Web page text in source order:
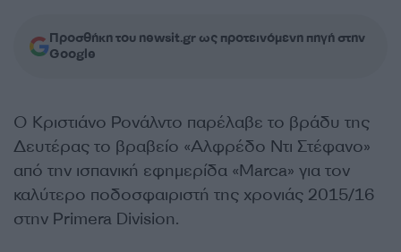
Προσθήκη του newsit.gr ως προτεινόμενη πηγή στην
Google
Ο Κριστιάνο Ρονάλντο παρέλαβε το βράδυ της
Δευτέρας το βραβείο «Αλφρέδο Ντι Στέφανο»
από την ισπανική εφημερίδα «Marca» για τον
καλύτερο ποδοσφαιριστή της χρονιάς 2015/16
στην Primera Division.